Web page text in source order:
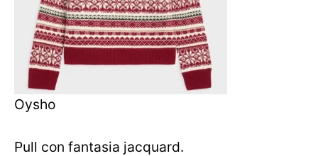
Oysho
Pull con fantasia jacquard.